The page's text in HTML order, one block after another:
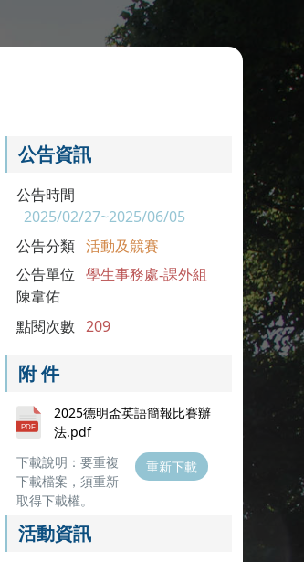
公告資訊
公告時間
2025/02/27~2025/06/05
公告分類 活動及競賽
公告單位
學生事務處-課外組
陳韋佑
點閱次數 209
附 件
2025德明盃英語簡報比賽辦
法.pdf
下載說明：要重複
下載檔案，須重新
取得下載權。
重新下載
活動資訊